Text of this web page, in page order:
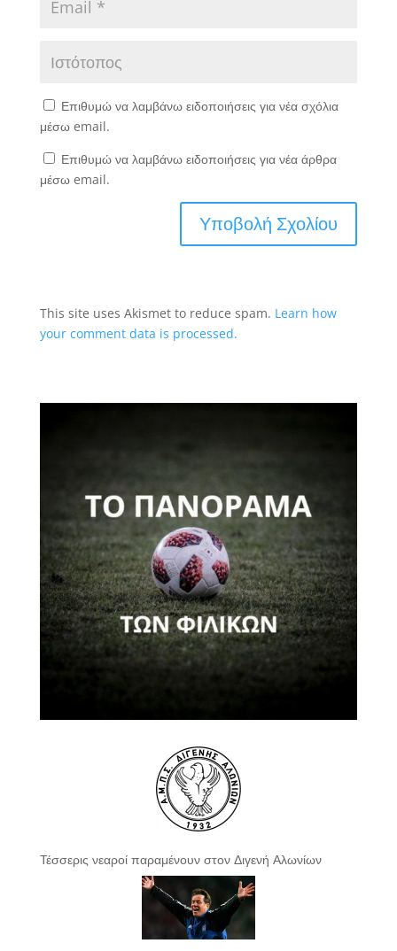
Επιθυμώ να λαμβάνω ειδοποιήσεις για νέα σχόλια
μέσω email.
Επιθυμώ να λαμβάνω ειδοποιήσεις για νέα άρθρα
μέσω email.
This site uses Akismet to reduce spam. Learn how
your comment data is processed.
Τέσσερις νεαροί παραμένουν στον Διγενή Αλωνίων